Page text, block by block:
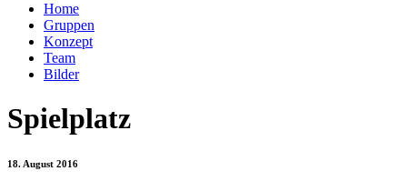
Home
Gruppen
Konzept
Team
Bilder
Spielplatz
18. August 2016